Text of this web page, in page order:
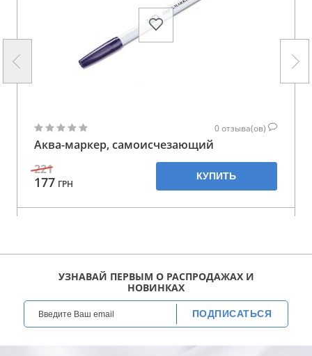
0отзыва(ов)
Аква-маркер, самоисчезающий
221
177 ГРН
КУПИТЬ
УЗНАВАЙ ПЕРВЫМ О РАСПРОДАЖАХ И
НОВИНКАХ
ПОДПИСАТЬСЯ